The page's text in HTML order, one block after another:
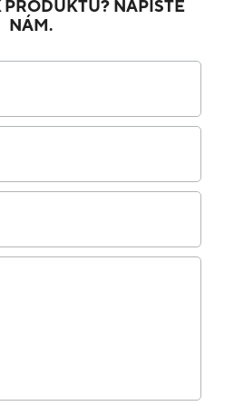
PRODUKTU? NAPIŠTE
NÁM.